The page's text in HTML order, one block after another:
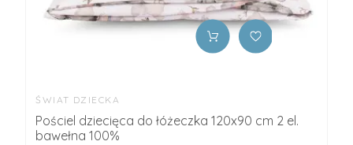
ŚWIAT DZIECKA
Pościel dziecięca do łóżeczka 120x90 cm 2 el.
bawełna 100%